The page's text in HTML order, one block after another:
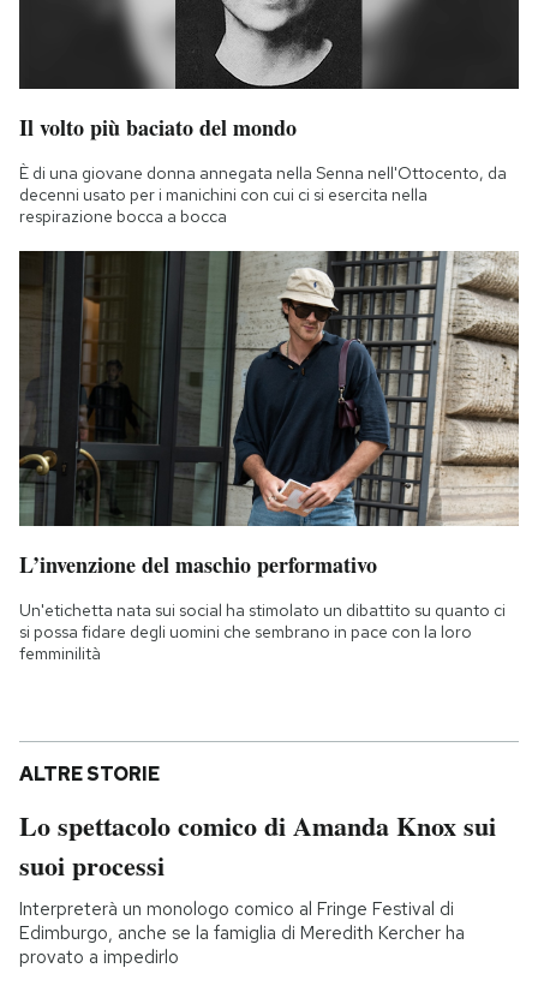
Il volto più baciato del mondo
È di una giovane donna annegata nella Senna nell'Ottocento, da
decenni usato per i manichini con cui ci si esercita nella
respirazione bocca a bocca
L’invenzione del maschio performativo
Un'etichetta nata sui social ha stimolato un dibattito su quanto ci
si possa fidare degli uomini che sembrano in pace con la loro
femminilità
ALTRE STORIE
Lo spettacolo comico di Amanda Knox sui
suoi processi
Interpreterà un monologo comico al Fringe Festival di
Edimburgo, anche se la famiglia di Meredith Kercher ha
provato a impedirlo